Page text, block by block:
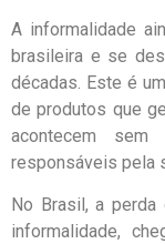
A informalidade
brasileira e se
décadas. Este é
de produtos que
acontecem sem
responsáveis pela
No Brasil, a
informalidade,